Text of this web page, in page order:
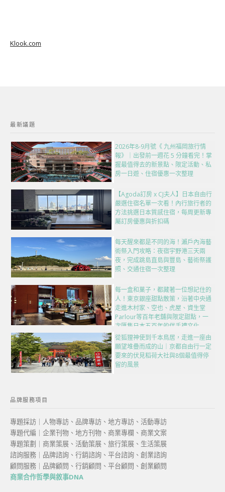
Klook.com
最新議題
2026年8-9月號《 九州福岡旅行情
報》｜出發前一週花 5 分鐘看完！掌
握最值得去的新景點、限定活動、私
房一日遊、住宿優惠一次整理
【Agoda訂房 x CJ夫人】日本自由行
嚴選住宿名單一次看！內行旅行者的
方法挑選日本質感住宿，每周更新專
屬訂房優惠與折扣碼
每天醒來都是不同的海！瀨戶內海藝
術祭入門攻略：夜宿宇野港三天兩
夜，完成跳島直島與豐島、藝術祭護
照、交通住宿一次整理
每一盒和菓子，都藏著一位想記住的
人！東京銀座甜點散策，沿著中央通
走進木村家、空也、虎屋、資生堂
Parlour等百年老舖與限定甜點，一
次匯集日本五百年的伴手禮文化
從狐狸神使到千本鳥居，走進一座由
願望堆疊而成的山｜京都自由行一定
要來的伏見稻荷大社與8個最值得停
留的風景
品牌服務項目
專題採訪｜人物專訪、品牌專訪、地方專訪、活動專訪
專題代編｜企業刊物、地方刊物、商業專欄、商業文案
專題策劃｜商業策展、活動策展、旅行策展、生活策展
諮詢服務｜品牌諮詢、行銷諮詢、平台諮詢、創業諮詢
顧問服務｜品牌顧問、行銷顧問、平台顧問、創業顧問
商業合作哲學與敘事DNA